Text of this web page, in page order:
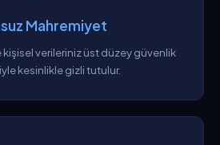
Mahremiyet
verileriniz üst düzey güvenlik
kesinlikle gizli tutulur.